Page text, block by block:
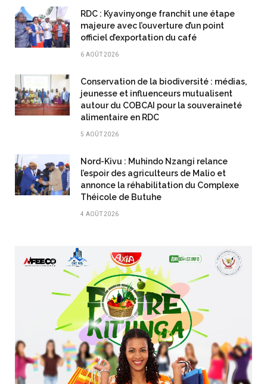
RDC : Kyavinyonge franchit une étape
majeure avec l’ouverture d’un point
officiel d’exportation du café
6 AOÛT 2026
Conservation de la biodiversité : médias,
jeunesse et influenceurs mutualisent
autour du COBCAI pour la souveraineté
alimentaire en RDC
5 AOÛT 2026
Nord-Kivu : Muhindo Nzangi relance
l’espoir des agriculteurs de Malio et
annonce la réhabilitation du Complexe
Théicole de Butuhe
4 AOÛT 2026